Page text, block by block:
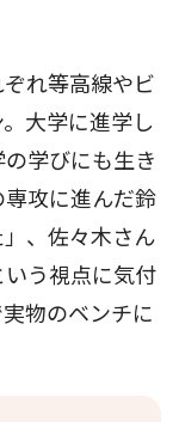
れ等高線やビ
大学に進学し
学びにも生き
攻に進んだ鈴
、佐々木さん
う視点に気付
物のベンチに